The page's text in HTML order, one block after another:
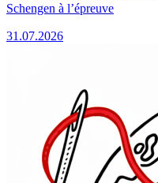
Schengen à l’épreuve
31.07.2026